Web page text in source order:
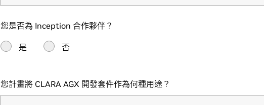
您是否為 Inception 合作夥伴？
是 否
您計畫將 CLARA AGX 開發套件作為何種用途？